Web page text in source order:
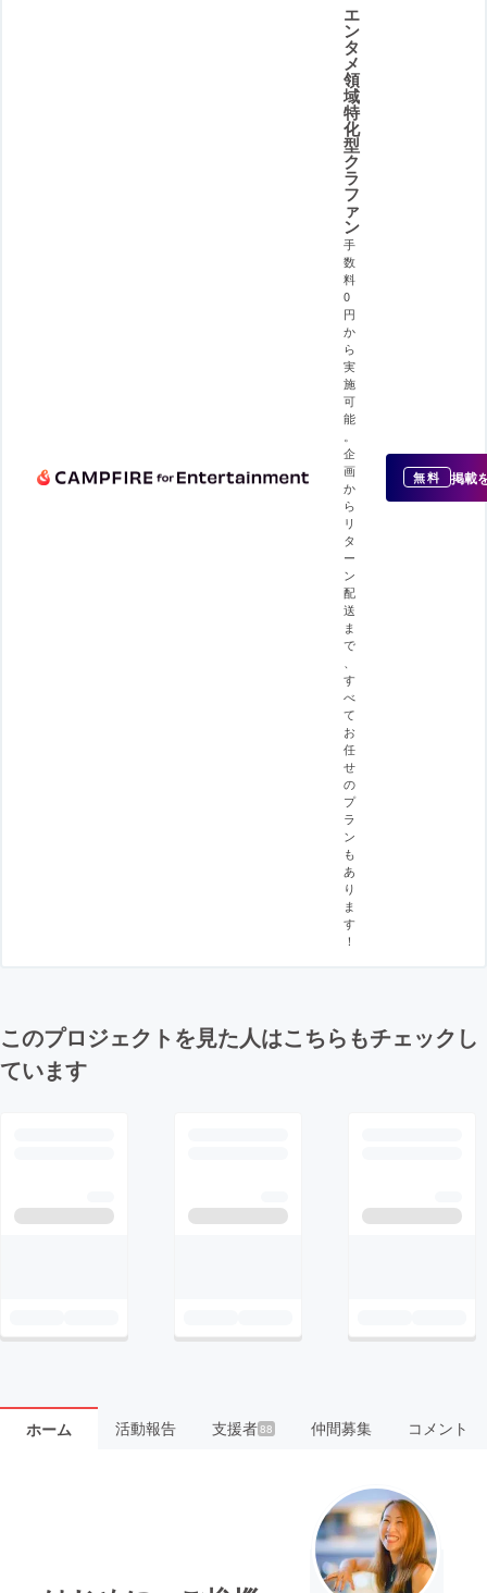
エ
ン
タ
メ
領
域
特
化
型
ク
ラ
フ
ァ
ン
手
数
料
0
円
か
ら
実
施
可
能
企
画
か
ら
リ
タ
ー
ン
配
送
ま
で
す
べ
て
お
任
せ
の
プ
ラ
ン
も
あ
り
ま
す
！
無料 掲載
このプロジェクトを見た人はこちらもチェックし
ています
ホーム 活動報告 支援者88 仲間募集 コメント